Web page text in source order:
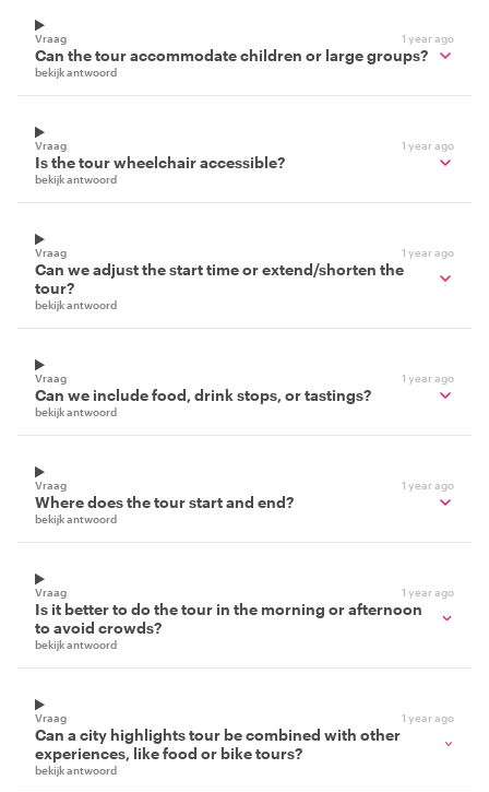
Vraag 1 year ago
Can the tour accommodate children or large groups?
bekijk antwoord
Vraag 1 year ago
Is the tour wheelchair accessible?
bekijk antwoord
Vraag 1 year ago
Can we adjust the start time or extend/shorten the
tour?
bekijk antwoord
Vraag 1 year ago
Can we include food, drink stops, or tastings?
bekijk antwoord
Vraag 1 year ago
Where does the tour start and end?
bekijk antwoord
Vraag 1 year ago
Is it better to do the tour in the morning or afternoon
to avoid crowds?
bekijk antwoord
Vraag 1 year ago
Can a city highlights tour be combined with other
experiences, like food or bike tours?
bekijk antwoord